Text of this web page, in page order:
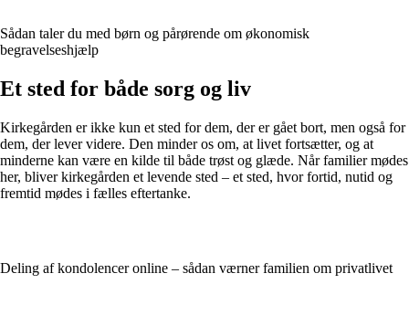
Sådan taler du med børn og pårørende om økonomisk
begravelseshjælp
Et sted for både sorg og liv
Kirkegården er ikke kun et sted for dem, der er gået bort, men også for
dem, der lever videre. Den minder os om, at livet fortsætter, og at
minderne kan være en kilde til både trøst og glæde. Når familier mødes
her, bliver kirkegården et levende sted – et sted, hvor fortid, nutid og
fremtid mødes i fælles eftertanke.
Deling af kondolencer online – sådan værner familien om privatlivet